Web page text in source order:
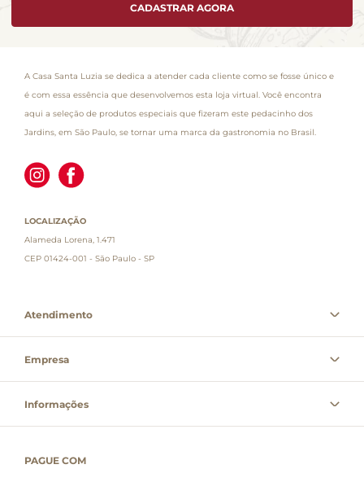
CADASTRAR AGORA
A Casa Santa Luzia se dedica a atender cada cliente como se fosse único e
é com essa essência que desenvolvemos esta loja virtual. Você encontra
aqui a seleção de produtos especiais que fizeram este pedacinho dos
Jardins, em São Paulo, se tornar uma marca da gastronomia no Brasil.
LOCALIZAÇÃO
Alameda Lorena, 1.471
CEP 01424-001 - São Paulo - SP
Atendimento
Empresa
Informações
PAGUE COM